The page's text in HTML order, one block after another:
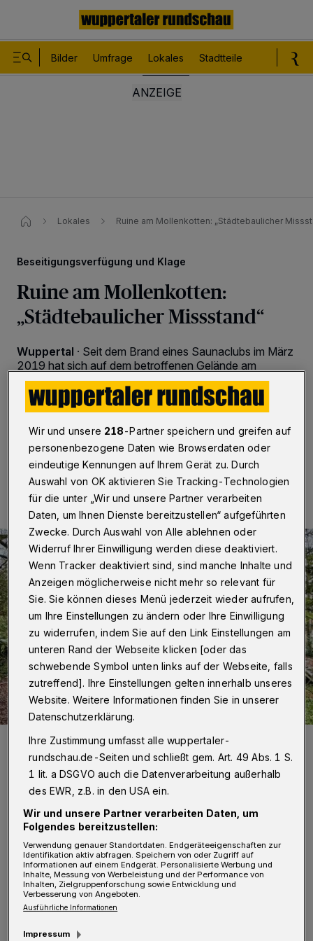
Bilder Umfrage Lokales Stadtteile
Lokales Ruine am Mollenkotten: „Städtebaulicher
Beseitigungsverfügung und Klage
Ruine am Mollenkotten:
„Städtebaulicher Missstand“
Wuppertal · Seit dem Brand eines Saunaclubs im März
2019 hat sich auf dem betroffenen Gelände am
Mollenkotten nichts mehr getan. Damals stand der
Rotlicht-Betrieb in Oberbarmen lichterloh in Flammen,
das Gebäude galt anschließend als einsturzgefährdet.
21.02.2026 , 18:00 Uhr Eine Minute Lesezeit
Der frühere Saunaclub am Mollenkotten 243 in Nächstebreck ist
heute nur noch eine Ruine. Es gibt wenig Hinweise darauf, dass sich
das in absehbarer Zeit ändert.
Foto: Simone Bahrmann
Von Vanessa Ambrosius
S ieben Jahre später präsentiert sich das
Wir und unsere 218-Partner speichern und greifen auf
personenbezogene Daten wie Browserdaten oder
eindeutige Kennungen auf Ihrem Gerät zu. Durch
Auswahl von OK aktivieren Sie Tracking-Technologien
für die unter „Wir und unsere Partner verarbeiten
Daten, um Ihnen Dienste bereitzustellen“ aufgeführten
Zwecke. Durch Auswahl von Alle ablehnen oder
Widerruf Ihrer Einwilligung werden diese deaktiviert.
Wenn Tracker deaktiviert sind, sind manche Inhalte und
Anzeigen möglicherweise nicht mehr so relevant für
Sie. Sie können dieses Menü jederzeit wieder aufrufen,
um Ihre Einstellungen zu ändern oder Ihre Einwilligung
zu widerrufen, indem Sie auf den Link Einstellungen am
unteren Rand der Webseite klicken [oder das
schwebende Symbol unten links auf der Webseite, falls
zutreffend]. Ihre Einstellungen gelten innerhalb unseres
Website. Weitere Informationen finden Sie in unserer
Datenschutzerklärung.
Ihre Zustimmung umfasst alle wuppertaler-
rundschau.de-Seiten und schließt gem. Art. 49 Abs. 1 S.
1 lit. a DSGVO auch die Datenverarbeitung außerhalb
des EWR, z.B. in den USA ein.
Wir und unsere Partner verarbeiten Daten, um
Folgendes bereitzustellen:
Verwendung genauer Standortdaten. Endgeräteeigenschaften zur
Identifikation aktiv abfragen. Speichern von oder Zugriff auf
Informationen auf einem Endgerät. Personalisierte Werbung und
Inhalte, Messung von Werbeleistung und der Performance von
Inhalten, Zielgruppenforschung sowie Entwicklung und
Verbesserung von Angeboten.
Ausführliche Informationen
Impressum